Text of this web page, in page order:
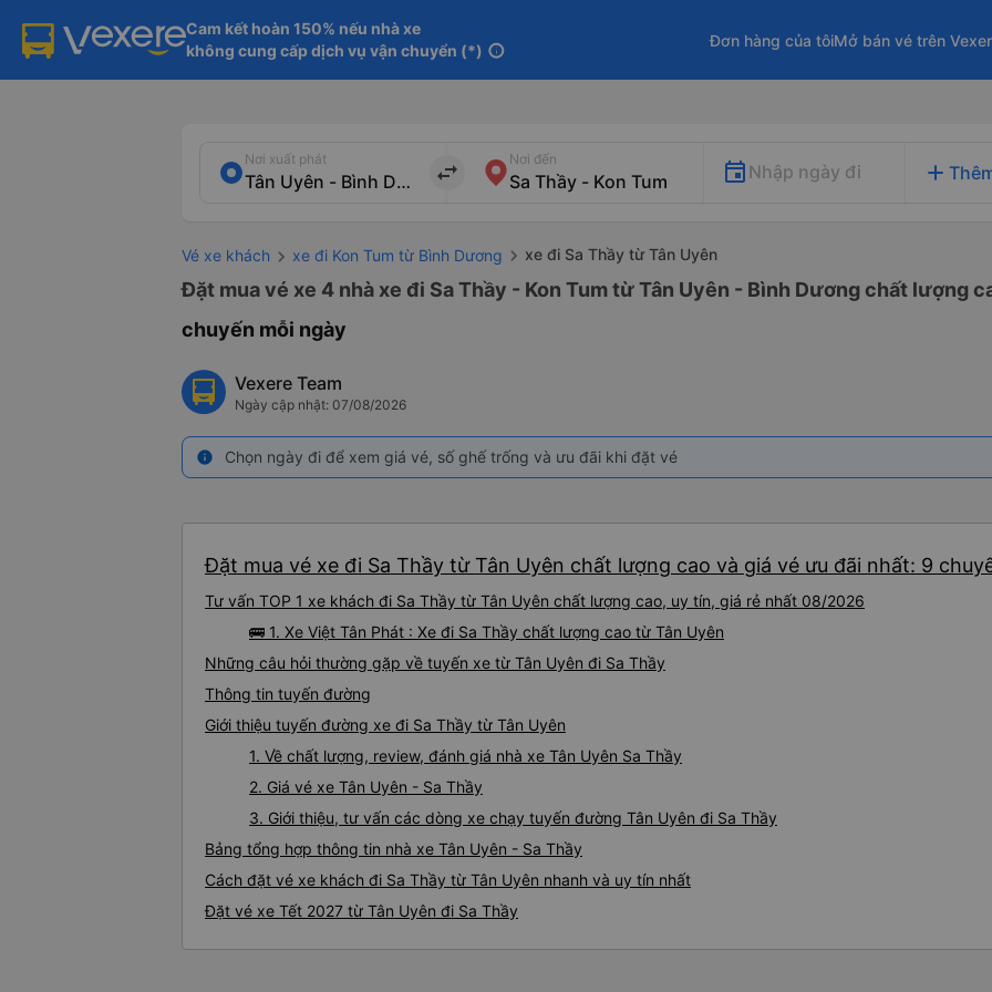
Cam kết hoàn 150% nếu nhà xe
không cung cấp dịch vụ vận chuyển (*) info
Đơn hàng của tôiMở bán vé trên
Nơi xuất phát
import_export
Nơi đến
Nhập ngày đi add
Vé xe khách xe đi Kon Tum từ Bình Dương xe đi Sa Thầy từ Tân Uyên
Đặt mua vé xe 4 nhà xe đi Sa Thầy - Kon Tum từ Tân Uyên - Bình Dương chất lượng
chuyến mỗi ngày
Vexere Team
Ngày cập nhật: 07/08/2026
info Chọn ngày đi để xem giá vé, số ghế trống và ưu đãi khi đặt vé
Đặt mua vé xe đi Sa Thầy từ Tân Uyên chất lượng cao và giá vé ưu đãi nhất: 9
Tư vấn TOP 1 xe khách đi Sa Thầy từ Tân Uyên chất lượng cao, uy tín, giá rẻ nhất 08/2026
🚌 1. Xe Việt Tân Phát : Xe đi Sa Thầy chất lượng cao từ Tân Uyên
Những câu hỏi thường gặp về tuyến xe từ Tân Uyên đi Sa Thầy
Thông tin tuyến đường
Giới thiệu tuyến đường xe đi Sa Thầy từ Tân Uyên
1. Về chất lượng, review, đánh giá nhà xe Tân Uyên Sa Thầy
2. Giá vé xe Tân Uyên - Sa Thầy
3. Giới thiệu, tư vấn các dòng xe chạy tuyến đường Tân Uyên đi Sa Thầy
Bảng tổng hợp thông tin nhà xe Tân Uyên - Sa Thầy
Cách đặt vé xe khách đi Sa Thầy từ Tân Uyên nhanh và uy tín nhất
Đặt vé xe Tết 2027 từ Tân Uyên đi Sa Thầy